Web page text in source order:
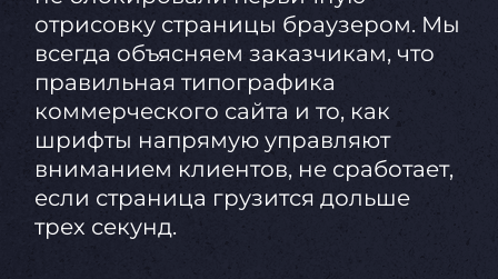
отрисовку страницы браузером. Мы
всегда объясняем заказчикам, что
правильная типографика
коммерческого сайта и то, как
шрифты напрямую управляют
вниманием клиентов, не сработает,
если страница грузится дольше
трех секунд.